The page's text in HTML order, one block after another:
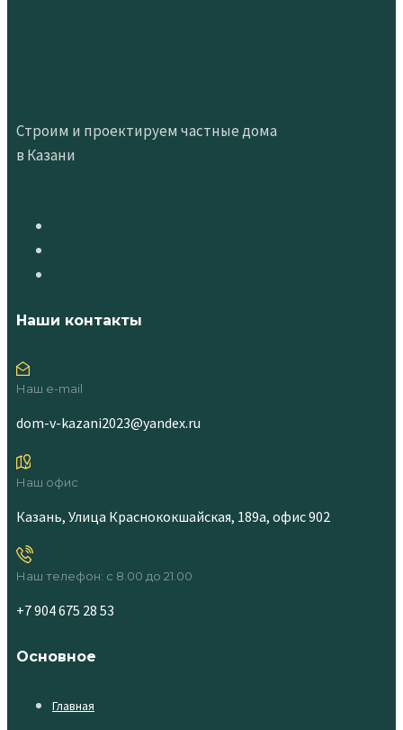
Строим и проектируем частные дома
в Казани
Наши контакты
Наш e-mail
dom-v-kazani2023@yandex.ru
Наш офис
Казань, Улица Краснококшайская, 189а, офис 902
Наш телефон: с 8.00 до 21.00
+7 904 675 28 53
Основное
Главная